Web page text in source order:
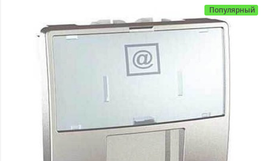
Популярный